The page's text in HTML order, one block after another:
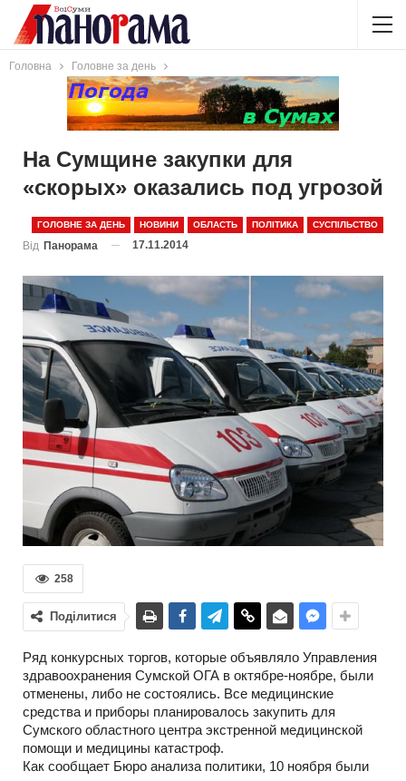
Головна Головне за день
На Сумщине закупки для
«скорых» оказались под угрозой
ГОЛОВНЕ ЗА ДЕНЬ НОВИНИ ОБЛАСТЬ ПОЛІТИКА СУСПІЛЬСТВО
Від Панорама 17.11.2014
258
Поділитися
Ряд конкурсных торгов, которые объявляло Управления
здравоохранения Сумской ОГА в октябре-ноябре, были
отменены, либо не состоялись. Все медицинские
средства и приборы планировалось закупить для
Сумского областного центра экстренной медицинской
помощи и медицины катастроф.
Как сообщает Бюро анализа политики, 10 ноября были